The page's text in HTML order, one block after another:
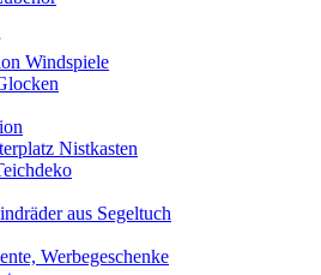
Windspiele
Nistkasten
aus Segeltuch
Werbegeschenke